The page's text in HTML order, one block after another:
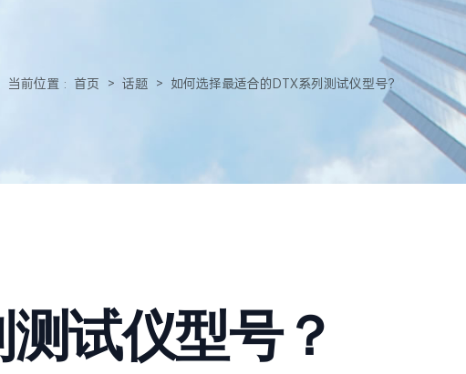
当前位置 : 首页 > 话题 > 如何选择最适合的DTX系列测试仪型号？
试仪型号？